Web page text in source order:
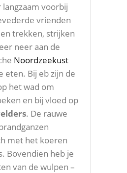
voorbij
vrienden
trekken, strijken
neer aan de
Noordzeekust
eten. Bij eb zijn de
het wad om
en bij vloed op
. De rauwe
met het koeren
Bovendien heb je
van de wulpen –